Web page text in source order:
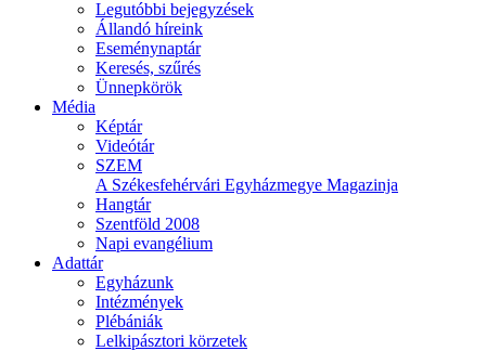
Legutóbbi bejegyzések
Állandó híreink
Eseménynaptár
Keresés, szűrés
Ünnepkörök
Média
Képtár
Videótár
SZEM
A Székesfehérvári Egyházmegye Magazinja
Hangtár
Szentföld 2008
Napi evangélium
Adattár
Egyházunk
Intézmények
Plébániák
Lelkipásztori körzetek